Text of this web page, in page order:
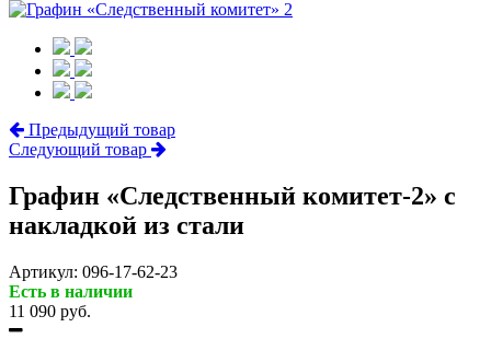
Предыдущий товар
Следующий товар
Графин «Следственный комитет-2» с
накладкой из стали
Артикул: 096-17-62-23
Есть в наличии
11 090 руб.